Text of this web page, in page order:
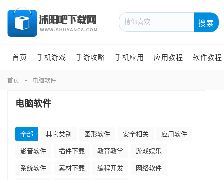
搜索
首页 手机游戏 手游攻略 手机应用 应用教程 软件教程
首页 电脑软件
电脑软件
全部 其它类别 图形软件 安全相关 应用软件
影音软件 插件下载 教育教学 游戏娱乐
系统软件 素材下载 编程开发 网络软件